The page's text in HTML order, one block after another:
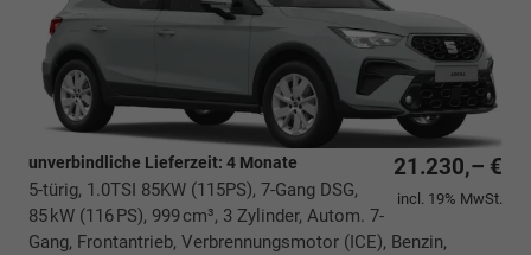
21.230,– €
incl. 19% MwSt.
unverbindliche Lieferzeit: 4 Monate
5-türig, 1.0TSI 85KW (115PS), 7-Gang DSG,
85 kW (116 PS), 999 cm³, 3 Zylinder, Autom. 7-
Gang, Frontantrieb, Verbrennungsmotor (ICE), Benzin,